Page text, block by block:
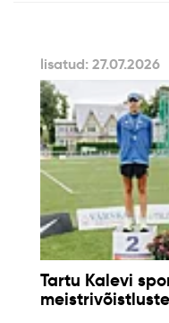
lisatud: 27.07.2026
Tartu Kalevi